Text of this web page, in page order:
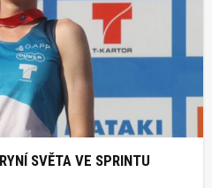
SVĚTA VE SPRINTU